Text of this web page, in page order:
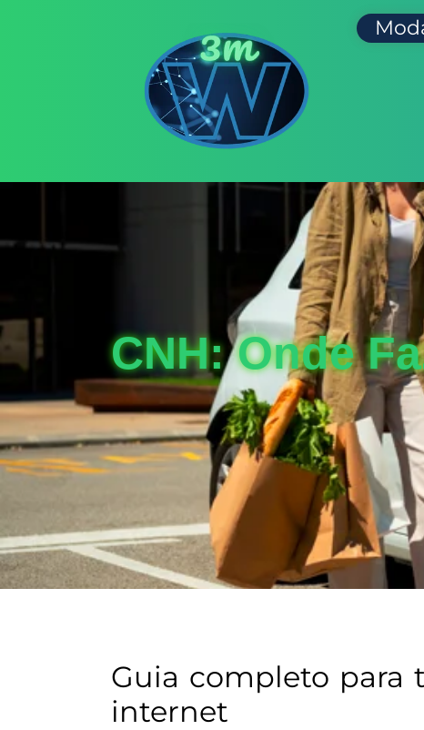
CNH: Onde
Guia completo para
internet